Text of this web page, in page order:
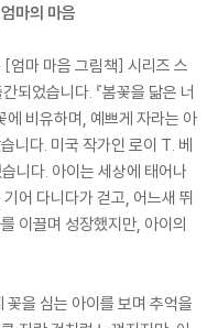
마의 마음
엄마 마음 그림책] 시리즈 스
되었습니다. 『봄꽃을 닮은 너
에 비유하며, 예쁘게 자라는 아
니다. 미국 작가인 로이 T. 베
니다. 아이는 세상에 태어나
어 다니다가 걷고, 어느새 뛰
이끌며 성장했지만, 아이의
꽃을 심는 아이를 보며 추억을